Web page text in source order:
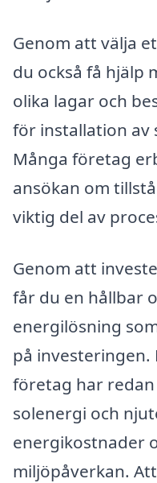
Genom att välja
du också få hjälp
olika lagar och
för installation av
Många företag
ansökan om
viktig del av
Genom att
får du en hållbar
energilösning
på investeringen.
företag har
solenergi och
energikostnader
miljöpåverkan.